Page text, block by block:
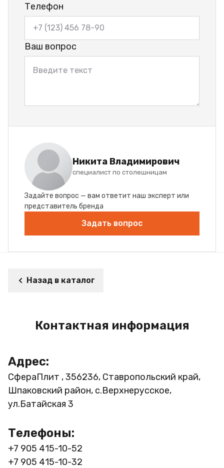
Телефон
Ваш вопрос
Никита Владимирович
специалист по столешницам
Задайте вопрос — вам ответит наш эксперт или
представитель бренда
Задать вопрос
Назад в каталог
Контактная информация
Адрес:
СфераПлит , 356236, Ставропольский край,
Шпаковский район, с.Верхнерусское,
ул.Батайская 3
Телефоны:
+7 905 415-10-52
+7 905 415-10-32